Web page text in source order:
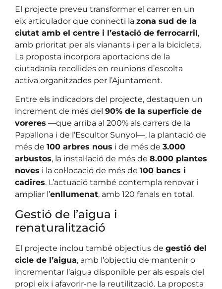
El projecte preveu transformar el carrer en un
eix articulador que connecti la zona sud de la
ciutat amb el centre i l’estació de ferrocarril,
amb prioritat per als vianants i per a la bicicleta.
La proposta incorpora aportacions de la
ciutadania recollides en reunions d’escolta
activa organitzades per l’Ajuntament.
Entre els indicadors del projecte, destaquen un
increment de més del 90% de la superfície de
voreres —que arriba al 200% als carrers de la
Papallona i de l’Escultor Sunyol—, la plantació de
més de 100 arbres nous i de més de 3.000
arbustos, la instal·lació de més de 8.000 plantes
noves i la col·locació de més de 100 bancs i
cadires. L’actuació també contempla renovar i
ampliar l’enllumenat, amb 120 fanals en total.
Gestió de l’aigua i
renaturalització
El projecte inclou també objectius de gestió del
cicle de l’aigua, amb l’objectiu de mantenir o
incrementar l’aigua disponible per als espais del
propi eix i afavorir-ne la reutilització. La proposta